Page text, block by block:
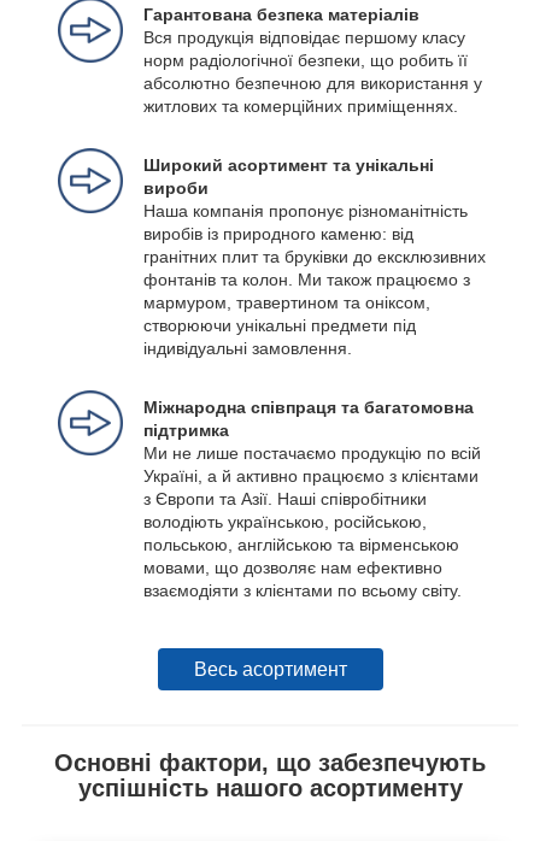
Гарантована безпека матеріалів
Вся продукція відповідає першому класу
норм радіологічної безпеки, що робить її
абсолютно безпечною для використання у
житлових та комерційних приміщеннях.
Широкий асортимент та унікальні
вироби
Наша компанія пропонує різноманітність
виробів із природного каменю: від
гранітних плит та бруківки до ексклюзивних
фонтанів та колон. Ми також працюємо з
мармуром, травертином та оніксом,
створюючи унікальні предмети під
індивідуальні замовлення.
Міжнародна співпраця та багатомовна
підтримка
Ми не лише постачаємо продукцію по всій
Україні, а й активно працюємо з клієнтами
з Європи та Азії. Наші співробітники
володіють українською, російською,
польською, англійською та вірменською
мовами, що дозволяє нам ефективно
взаємодіяти з клієнтами по всьому світу.
Весь асортимент
Основні фактори, що забезпечують
успішність нашого асортименту